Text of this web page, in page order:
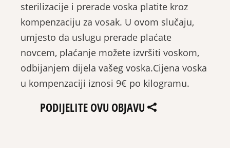
sterilizacije i prerade voska platite kroz
kompenzaciju za vosak. U ovom slučaju,
umjesto da uslugu prerade plaćate
novcem, plaćanje možete izvršiti voskom,
odbijanjem dijela vašeg voska.Cijena voska
u kompenzaciji iznosi 9€ po kilogramu.
PODIJELITE OVU OBJAVU